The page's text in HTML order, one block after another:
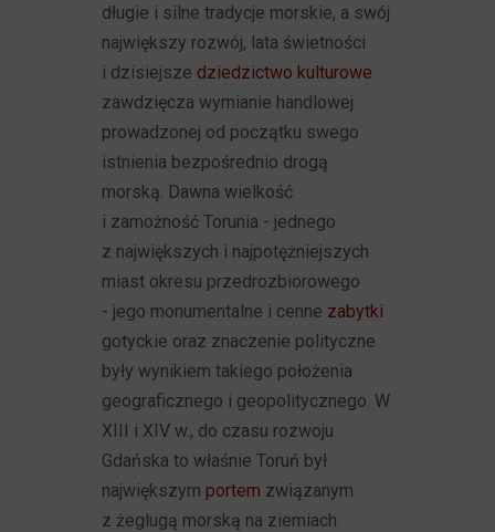
długie i silne tradycje morskie, a swój
największy rozwój, lata świetności
i dzisiejsze dziedzictwo kulturowe
zawdzięcza wymianie handlowej
prowadzonej od początku swego
istnienia bezpośrednio drogą
morską. Dawna wielkość
i zamożność Torunia - jednego
z największych i najpotężniejszych
miast okresu przedrozbiorowego
- jego monumentalne i cenne zabytki
gotyckie oraz znaczenie polityczne
były wynikiem takiego położenia
geograficznego i geopolitycznego. W
XIII i XIV w., do czasu rozwoju
Gdańska to właśnie Toruń był
największym portem związanym
z żeglugą morską na ziemiach